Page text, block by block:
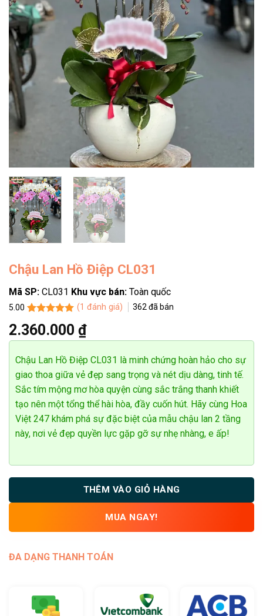
Chậu Lan Hồ Điệp CL031
Mã SP: CL031 Khu vực bán: Toàn quốc
5.00
5.00 trên 5
dựa trên
1
đánh giá
(1 đánh giá) 362đã bán
2.360.000 ₫
Chậu Lan Hồ Điệp CL031 là minh chứng hoàn hảo cho sự
giao thoa giữa vẻ đẹp sang trọng và nét dịu dàng, tinh tế.
Sắc tím mộng mơ hòa quyện cùng sắc trắng thanh khiết
tạo nên một tổng thể hài hòa, đầy cuốn hút. Hãy cùng Hoa
Việt 247 khám phá sự đặc biệt của mẫu chậu lan 2 tầng
này, nơi vẻ đẹp quyền lực gặp gỡ sự nhẹ nhàng, e ấp!
THÊM VÀO GIỎ HÀNG
MUA NGAY!
ĐA DẠNG THANH TOÁN
Anh Nguyen
23 phút trước